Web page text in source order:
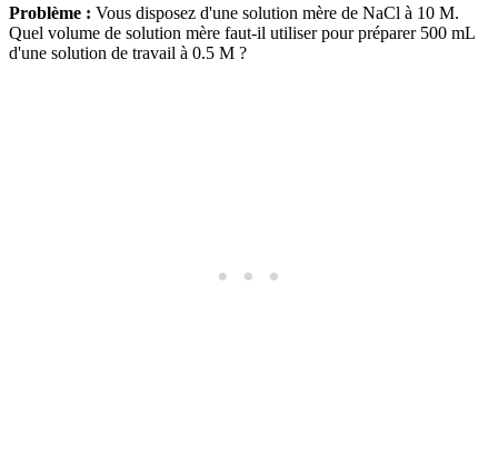
Problème : Vous disposez d'une solution mère de NaCl à 10 M.
Quel volume de solution mère faut-il utiliser pour préparer 500 mL
d'une solution de travail à 0.5 M ?